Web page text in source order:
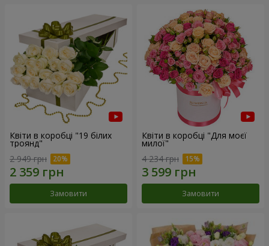
Квіти в коробці "19 білих
троянд"
2 949 грн
Замовити
Квіти в коробці "Для моєї
милої"
4 234 грн
Замовити